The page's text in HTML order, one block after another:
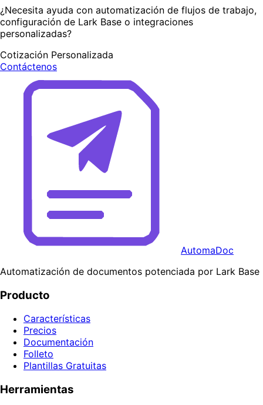
¿Necesita ayuda con automatización de flujos de trabajo,
configuración de Lark Base o integraciones
personalizadas?
Cotización Personalizada
Contáctenos
AutomaDoc
Automatización de documentos potenciada por Lark Base
Producto
Características
Precios
Documentación
Folleto
Plantillas Gratuitas
Herramientas